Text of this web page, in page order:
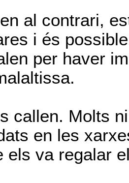
al contrari,
i és
per haver
callen. Molts
en les
els va regalar